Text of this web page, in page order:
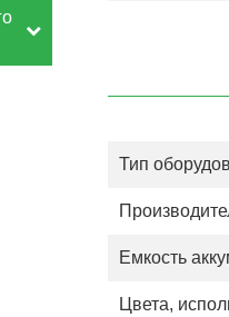
Тип
Емкость
Цвета,